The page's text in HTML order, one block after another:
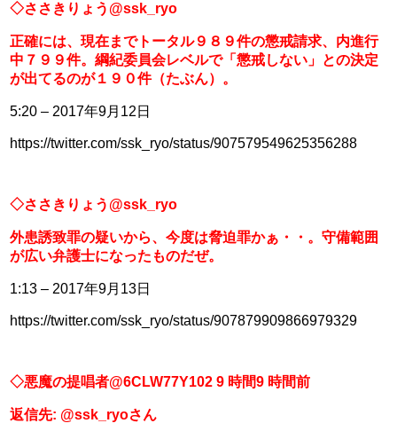
◇ささきりょう@ssk_ryo
正確には、現在までトータル９８９件の懲戒請求、内進行
中７９９件。綱紀委員会レベルで「懲戒しない」との決定
が出てるのが１９０件（たぶん）。
5:20 – 2017年9月12日
https://twitter.com/ssk_ryo/status/907579549625356288
◇ささきりょう@ssk_ryo
外患誘致罪の疑いから、今度は脅迫罪かぁ・・。守備範囲
が広い弁護士になったものだぜ。
1:13 – 2017年9月13日
https://twitter.com/ssk_ryo/status/907879909866979329
◇悪魔の提唱者@6CLW77Y102 9 時間9 時間前
返信先: @ssk_ryoさん